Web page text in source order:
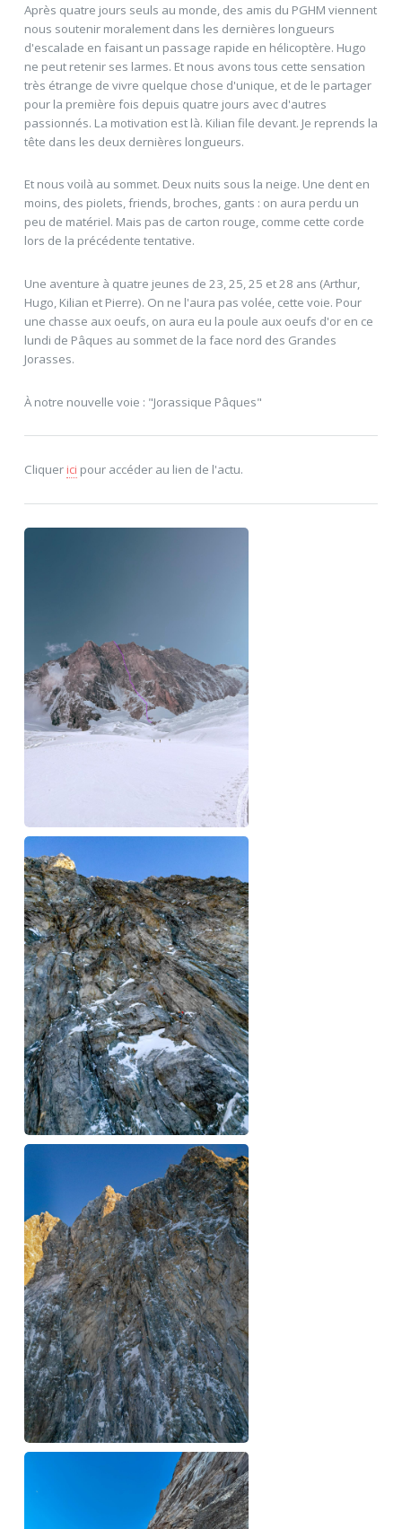
Après quatre jours seuls au monde, des amis du PGHM viennent
nous soutenir moralement dans les dernières longueurs
d'escalade en faisant un passage rapide en hélicoptère. Hugo
ne peut retenir ses larmes. Et nous avons tous cette sensation
très étrange de vivre quelque chose d'unique, et de le partager
pour la première fois depuis quatre jours avec d'autres
passionnés. La motivation est là. Kilian file devant. Je reprends la
tête dans les deux dernières longueurs.
Et nous voilà au sommet. Deux nuits sous la neige. Une dent en
moins, des piolets, friends, broches, gants : on aura perdu un
peu de matériel. Mais pas de carton rouge, comme cette corde
lors de la précédente tentative.
Une aventure à quatre jeunes de 23, 25, 25 et 28 ans (Arthur,
Hugo, Kilian et Pierre). On ne l'aura pas volée, cette voie. Pour
une chasse aux oeufs, on aura eu la poule aux oeufs d'or en ce
lundi de Pâques au sommet de la face nord des Grandes
Jorasses.
À notre nouvelle voie : "Jorassique Pâques"
Cliquerici pour accéder au lien de l'actu.